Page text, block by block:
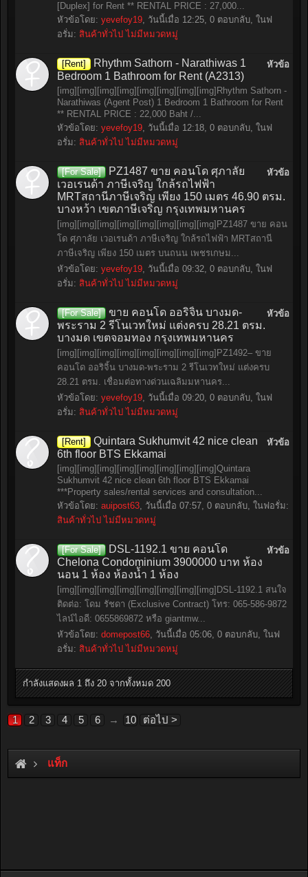
[Duplex] for Rent ** RENTAL PRICE : 27,000...
หัวข้อโดย: yevefoy19, วันนี้เมื่อ 12:25, 0 ตอบกลับ, ในฟ
อรั่ม: สินค้าทั่วไป ไม่มีหมวดหมู่
หัวข้อ
[Rent]
Rhythm Sathorn - Narathiwas 1
Bedroom 1 Bathroom for Rent (A2313)
[img][img][img][img][img][img][img][img]Rhythm Sathorn -
Narathiwas (Agent Post) 1 Bedroom 1 Bathroom for Rent
** RENTAL PRICE : 22,000 Baht /...
หัวข้อโดย: yevefoy19, วันนี้เมื่อ 12:18, 0 ตอบกลับ, ในฟ
อรั่ม: สินค้าทั่วไป ไม่มีหมวดหมู่
หัวข้อ
[For Sale]
PZ1487 ขาย คอนโด ศุภาลัย
เวอเรนด้า ภาษีเจริญ ใกล้รถไฟฟ้า
MRTสถานีภาษีเจริญ เพียง 150 เมตร 46.90 ตรม.
บางหว้า เขตภาษีเจริญ กรุงเทพมหานคร
[img][img][img][img][img][img][img][img]PZ1487 ขาย คอน
โด ศุภาลัย เวอเรนด้า ภาษีเจริญ ใกล้รถไฟฟ้า MRTสถานี
ภาษีเจริญ เพียง 150 เมตร บนถนน เพชรเกษม...
หัวข้อโดย: yevefoy19, วันนี้เมื่อ 09:32, 0 ตอบกลับ, ในฟ
อรั่ม: สินค้าทั่วไป ไม่มีหมวดหมู่
หัวข้อ
[For Sale]
ขาย คอนโด ออริจิ้น บางมด-
พระราม 2 รีโนเวทใหม่ แต่งครบ 28.21 ตรม.
บางมด เขตจอมทอง กรุงเทพมหานคร
[img][img][img][img][img][img][img][img]PZ1492– ขาย
คอนโด ออริจิ้น บางมด-พระราม 2 รีโนเวทใหม่ แต่งครบ
28.21 ตรม. เชื่อมต่อทางด่วนเฉลิมมหานคร...
หัวข้อโดย: yevefoy19, วันนี้เมื่อ 09:20, 0 ตอบกลับ, ในฟ
อรั่ม: สินค้าทั่วไป ไม่มีหมวดหมู่
หัวข้อ
[Rent]
Quintara Sukhumvit 42 nice clean
6th floor BTS Ekkamai
[img][img][img][img][img][img][img][img]Quintara
Sukhumvit 42 nice clean 6th floor BTS Ekkamai
***Property sales/rental services and consultation...
หัวข้อโดย: auipost63, วันนี้เมื่อ 07:57, 0 ตอบกลับ, ในฟอรั่ม:
สินค้าทั่วไป ไม่มีหมวดหมู่
หัวข้อ
[For Sale]
DSL-1192.1 ขาย คอนโด
Chelona Condominium 3900000 บาท ห้อง
นอน 1 ห้อง ห้องน้ำ 1 ห้อง
[img][img][img][img][img][img][img][img]DSL-1192.1 สนใจ
ติดต่อ: โดม รัชดา (Exclusive Contract) โทร: 065-586-9872
ไลน์ไอดี: 0655869872 หรือ giantmw...
หัวข้อโดย: domepost66, วันนี้เมื่อ 05:06, 0 ตอบกลับ, ในฟ
อรั่ม: สินค้าทั่วไป ไม่มีหมวดหมู่
กำลังแสดงผล 1 ถึง 20 จากทั้งหมด 200
1 2 3 4 5 6 → 10 ต่อไป >
แท็ก